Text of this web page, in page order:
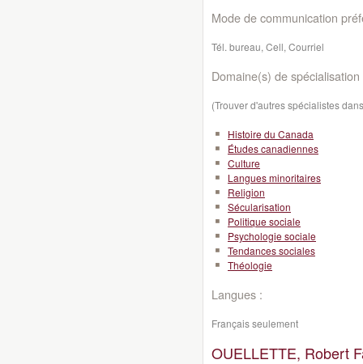
Mode de communication
Tél. bureau, Cell, Courriel
Domaine(s) de spécialisation
(Trouver d'autres spécialistes
Histoire du Canada
Études canadiennes
Culture
Langues minoritaires
Religion
Sécularisation
Politique sociale
Psychologie sociale
Tendances sociales
Théologie
Langues :
Français seulement
OUELLETTE, Robert